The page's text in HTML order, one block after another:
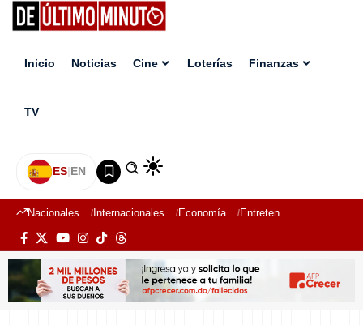
Inicio Noticias Cine Loterías Finanzas
TV
ES|EN
Nacionales Internacionales Economía Entretenimiento